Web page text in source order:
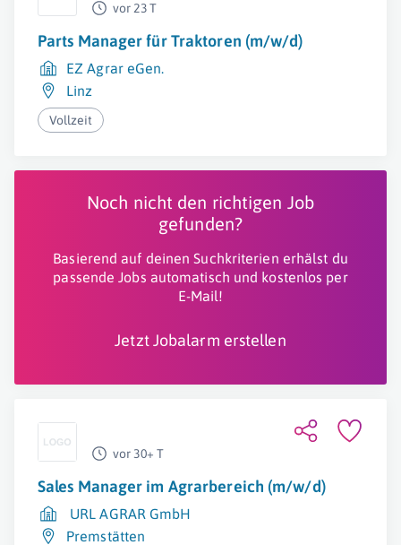
vor 23 T
Parts Manager für Traktoren (m/w/d)
EZ Agrar eGen.
Linz
Vollzeit
Noch nicht den richtigen Job
gefunden?
Basierend auf deinen Suchkriterien erhälst du
passende Jobs automatisch und kostenlos per
E-Mail!
Jetzt Jobalarm erstellen
vor 30+ T
Sales Manager im Agrarbereich (m/w/d)
URL AGRAR GmbH
Premstätten